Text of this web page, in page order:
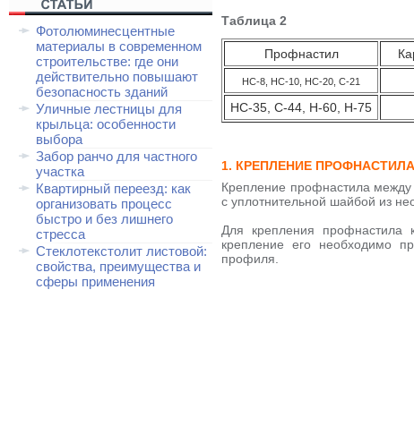
Фотолюминесцентные
материалы в современном
строительстве: где они
действительно повышают
безопасность зданий
Уличные лестницы для
крыльца: особенности
выбора
Забор ранчо для частного
участка
Квартирный переезд: как
организовать процесс
быстро и без лишнего
стресса
Стеклотекстолит листовой:
свойства, преимущества и
сферы применения
Таблица 2
Профнастил
НС-8, НС-10, НС-20, С-21
НС-35, С-44, Н-60, Н-75
1. КРЕПЛЕНИЕ ПРОФНАСТИЛА
Крепление профнастила
с уплотнительной шайбой из
Для крепления
крепление его необходимо
профиля.